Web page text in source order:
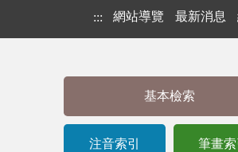
::: 網站導覽 最新消息
基本檢索
注音索引 筆畫索